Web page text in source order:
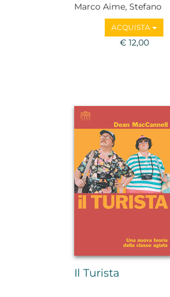
Marco Aime, Stefano
Bartezzaghi, Zygmunt
Bauman, Laura Boella,
Salvatore Natoli, Marino
ACQUISTA
€ 12,00
Il Turista